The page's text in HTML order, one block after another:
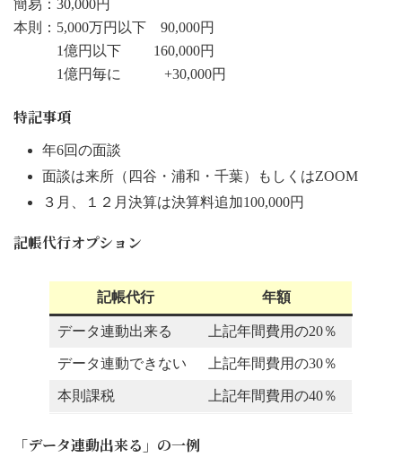
簡易：30,000円
本則：5,000万円以下 90,000円
1億円以下 160,000円
1億円毎に +30,000円
特記事項
年6回の面談
面談は来所（四谷・浦和・千葉）もしくはZOOM
３月、１２月決算は決算料追加100,000円
記帳代行オプション
記帳代行 年額
データ連動出来る 上記年間費用の20％
データ連動できない 上記年間費用の30％
本則課税 上記年間費用の40％
「データ連動出来る」の一例